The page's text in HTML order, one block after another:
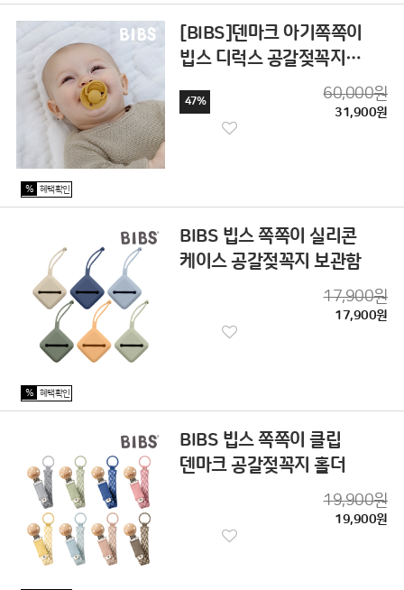
[BIBS]덴마크 아기쪽쪽이
빕스 디럭스 공갈젖꼭지
47% 60,000원
31,900원
% 혜택확인
BIBS 빕스 쪽쪽이 실리콘
케이스 공갈젖꼭지 보관함
17,900원
17,900원
% 혜택확인
BIBS 빕스 쪽쪽이 클립
덴마크 공갈젖꼭지 홀더
19,900원
19,900원